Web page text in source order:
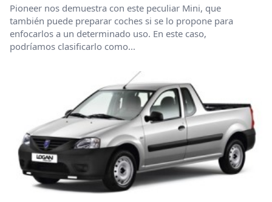
Pioneer nos demuestra con este peculiar Mini, que
también puede preparar coches si se lo propone para
enfocarlos a un determinado uso. En este caso,
podríamos clasificarlo como...